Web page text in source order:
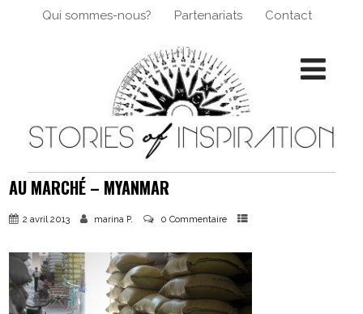
Qui sommes-nous? Partenariats Contact
AU MARCHÉ – MYANMAR
2 avril 2013 marina P. 0 Commentaire